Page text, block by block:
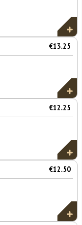
€13.25
€12.25
€12.50